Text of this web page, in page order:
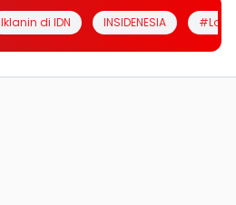
Iklanin di IDN INSIDENESIA